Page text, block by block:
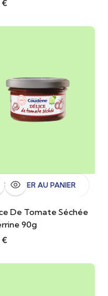
€
AJOUTER AU PANIER
De Tomate Séchée
90g
€